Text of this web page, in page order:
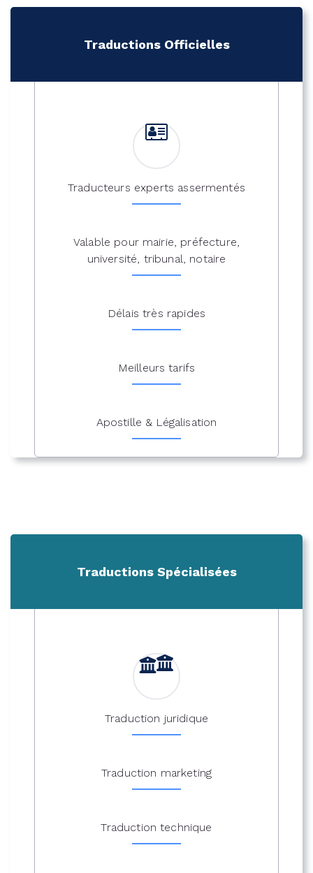
Traductions Officielles
Traducteurs experts assermentés
Valable pour mairie, préfecture,
université, tribunal, notaire
Délais très rapides
Meilleurs tarifs
Apostille & Légalisation
Traductions Spécialisées
Traduction juridique
Traduction marketing
Traduction technique